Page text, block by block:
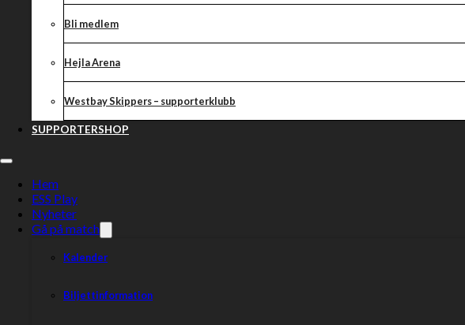
Bli medlem
Hejla Arena
Westbay Skippers – supporterklubb
SUPPORTERSHOP
Hem
ESS Play
Nyheter
Gå på match
Kalender
Biljettinformation